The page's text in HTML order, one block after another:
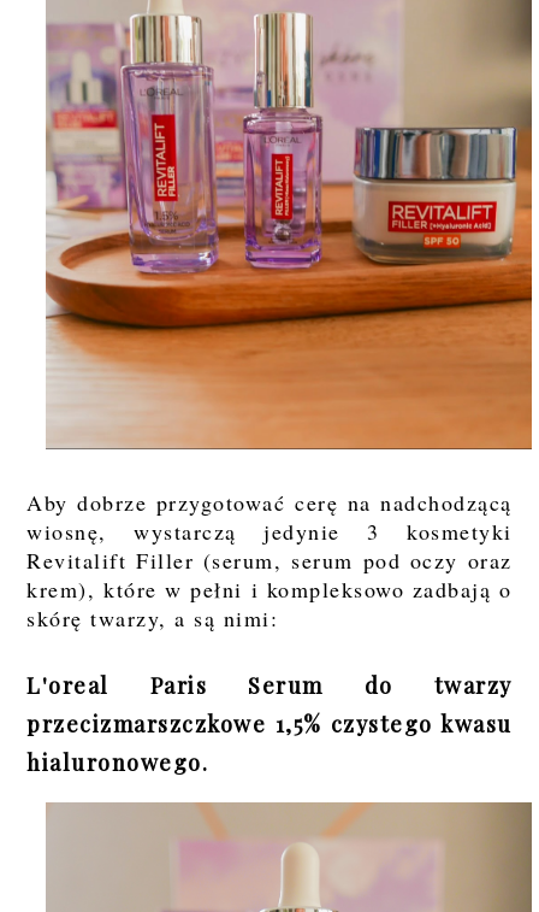
Aby dobrze przygotować cerę na nadchodzącą
wiosnę, wystarczą jedynie 3 kosmetyki
Revitalift Filler (serum, serum pod oczy oraz
krem), które w pełni i kompleksowo zadbają o
skórę twarzy, a są nimi:
L'oreal Paris Serum do twarzy
przecizmarszczkowe 1,5% czystego kwasu
hialuronowego.